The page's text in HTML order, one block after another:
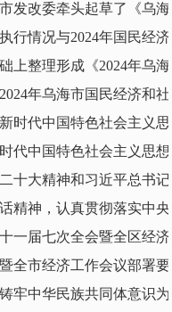
发改委牵头起草了《乌海
行情况与2024年国民经济
上整理形成《2024年乌海
年乌海市国民经济和社
时代中国特色社会主义思
代中国特色社会主义思想
十大精神和习近平总书记
精神，认真贯彻落实中央
一届七次全会暨全区经济
全市经济工作会议部署要
牢中华民族共同体意识为